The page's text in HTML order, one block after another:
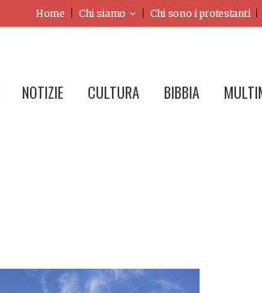
Home Chi siamo Chi sono i protestanti
NOTIZIE CULTURA BIBBIA